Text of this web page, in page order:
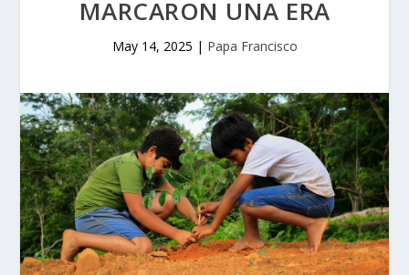
MARCARON UNA ERA
May 14, 2025 | Papa Francisco